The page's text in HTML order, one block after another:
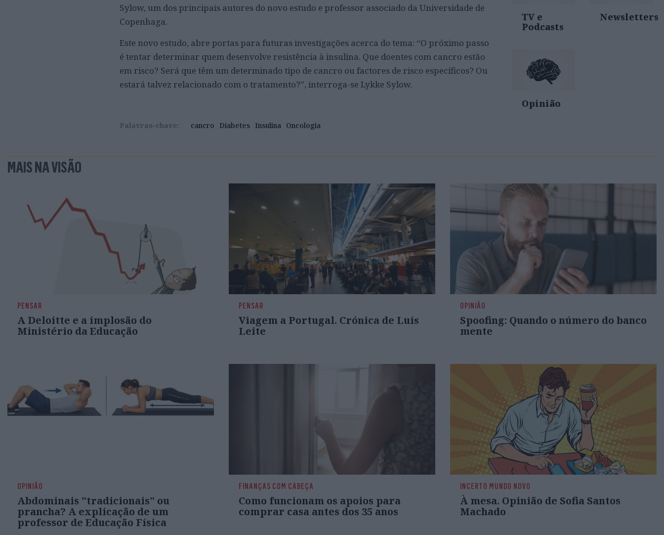
Sylow, um dos principais autores do novo estudo e professor associado da Universidade de
Copenhaga.
Este novo estudo, abre portas para futuras investigações acerca do tema: “O próximo passo
é tentar determinar quem desenvolve resistência à insulina. Que doentes com cancro estão
em risco? Será que têm um determinado tipo de cancro ou factores de risco específicos? Ou
estará talvez relacionado com o tratamento?”, interroga-se Lykke Sylow.
Palavras-chave: cancro Diabetes Insulina Oncologia
TV e
Podcasts
Newsletters
Opinião
MAIS NA VISÃO
PENSAR
A Deloitte e a implosão do
Ministério da Educação
PENSAR
Viagem a Portugal. Crónica de Luís
Leite
OPINIÃO
Spoofing: Quando o número do banco
mente
OPINIÃO
Abdominais "tradicionais" ou
prancha? A explicação de um
professor de Educação Física
FINANÇAS COM CABEÇA
Como funcionam os apoios para
comprar casa antes dos 35 anos
INCERTO MUNDO NOVO
À mesa. Opinião de Sofia Santos
Machado